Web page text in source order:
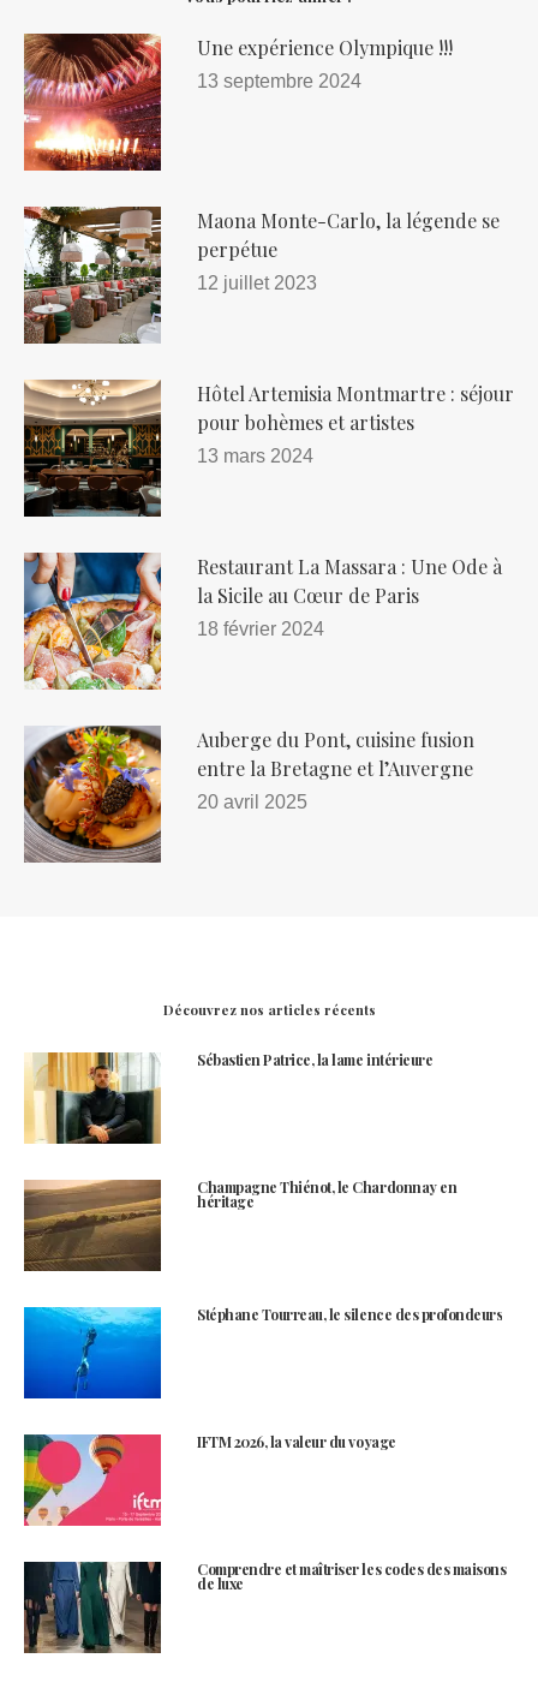
Une expérience Olympique !!!
13 septembre 2024
Maona Monte-Carlo, la légende se
perpétue
12 juillet 2023
Hôtel Artemisia Montmartre : séjour
pour bohèmes et artistes
13 mars 2024
Restaurant La Massara : Une Ode à
la Sicile au Cœur de Paris
18 février 2024
Auberge du Pont, cuisine fusion
entre la Bretagne et l’Auvergne
20 avril 2025
Découvrez nos articles récents
Sébastien Patrice, la lame intérieure
Champagne Thiénot, le Chardonnay en
héritage
Stéphane Tourreau, le silence des profondeurs
IFTM 2026, la valeur du voyage
Comprendre et maîtriser les codes des maisons
de luxe